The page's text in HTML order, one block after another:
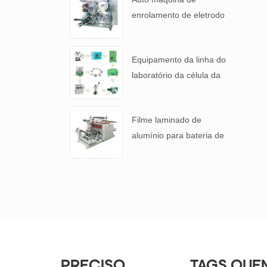
enrolamento de eletrodo
Equipamento da linha do
laboratório da célula da
Filme laminado de
alumínio para bateria de